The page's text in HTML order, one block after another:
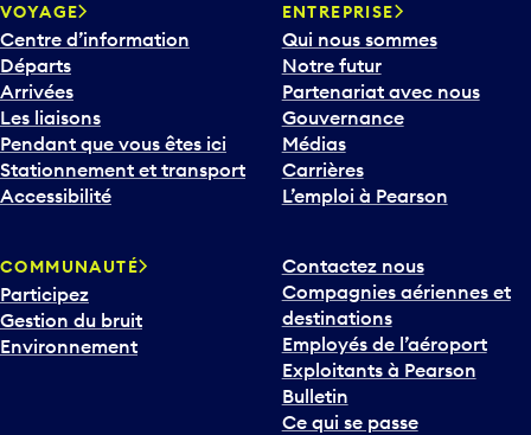
VOYAGE
Centre d’information
Départs
Arrivées
Les liaisons
Pendant que vous êtes ici
Stationnement et transport
Accessibilité
ENTREPRISE
Qui nous sommes
Notre futur
Partenariat avec nous
Gouvernance
Médias
Carrières
L’emploi à Pearson
COMMUNAUTÉ
Participez
Gestion du bruit
Environnement
Contactez nous
Compagnies aériennes et
destinations
Employés de l’aéroport
Exploitants à Pearson
Bulletin
Ce qui se passe